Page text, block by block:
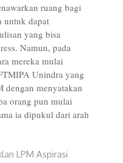
ruang bagi
untuk dapat
yang bisa
Namun, pada
mereka mulai
Unindra yang
dengan menyatakan
orang pun mulai
ia dipukul dari arah